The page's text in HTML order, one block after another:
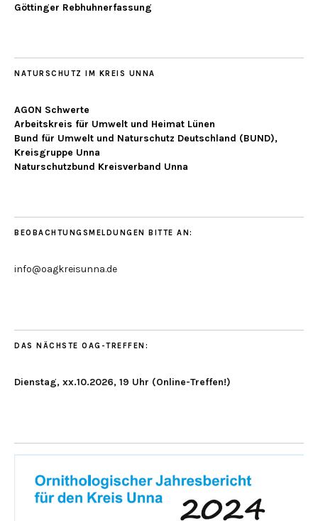
Göttinger Rebhuhnerfassung
NATURSCHUTZ IM KREIS UNNA
AGON Schwerte
Arbeitskreis für Umwelt und Heimat Lünen
Bund für Umwelt und Naturschutz Deutschland (BUND),
Kreisgruppe Unna
Naturschutzbund Kreisverband Unna
BEOBACHTUNGSMELDUNGEN BITTE AN:
info@oagkreisunna.de
DAS NÄCHSTE OAG-TREFFEN:
Dienstag, xx.10.2026, 19 Uhr (Online-Treffen!)